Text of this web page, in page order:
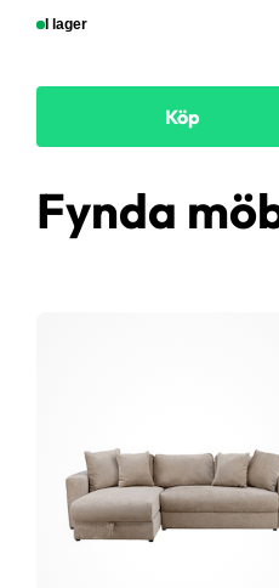
I lager
Köp
Fynda